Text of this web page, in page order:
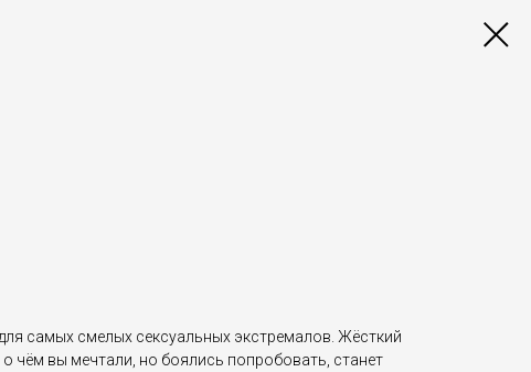
самых смелых сексуальных экстремалов. Жёсткий
о чём вы мечтали, но боялись попробовать, станет